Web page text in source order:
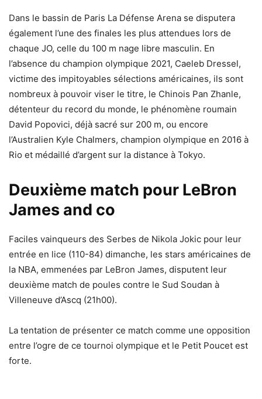
Dans le bassin de Paris La Défense Arena se disputera
également l’une des finales les plus attendues lors de
chaque JO, celle du 100 m nage libre masculin. En
l’absence du champion olympique 2021, Caeleb Dressel,
victime des impitoyables sélections américaines, ils sont
nombreux à pouvoir viser le titre, le Chinois Pan Zhanle,
détenteur du record du monde, le phénomène roumain
David Popovici, déjà sacré sur 200 m, ou encore
l’Australien Kyle Chalmers, champion olympique en 2016 à
Rio et médaillé d’argent sur la distance à Tokyo.
Deuxième match pour LeBron
James and co
Faciles vainqueurs des Serbes de Nikola Jokic pour leur
entrée en lice (110-84) dimanche, les stars américaines de
la NBA, emmenées par LeBron James, disputent leur
deuxième match de poules contre le Sud Soudan à
Villeneuve d’Ascq (21h00).
La tentation de présenter ce match comme une opposition
entre l’ogre de ce tournoi olympique et le Petit Poucet est
forte.